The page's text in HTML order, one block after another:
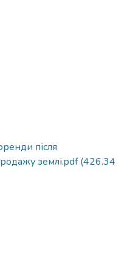
після
землі.pdf(426.34